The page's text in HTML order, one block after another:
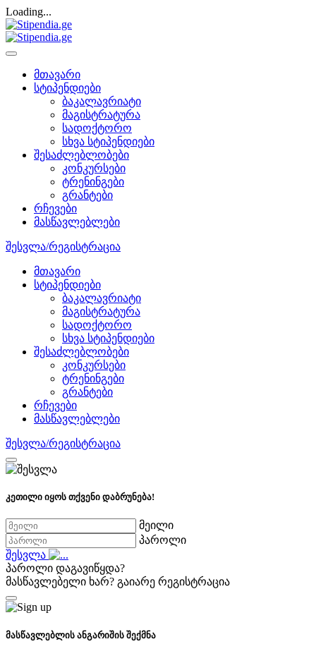
Loading...
მთავარი
სტიპენდიები
ბაკალავრიატი
მაგისტრატურა
სადოქტორო
სხვა სტიპენდიები
შესაძლებლობები
კონკურსები
ტრენინგები
გრანტები
რჩევები
მასწავლებლები
შესვლა/რეგისტრაცია
მთავარი
სტიპენდიები
ბაკალავრიატი
მაგისტრატურა
სადოქტორო
სხვა სტიპენდიები
შესაძლებლობები
კონკურსები
ტრენინგები
გრანტები
რჩევები
მასწავლებლები
შესვლა/რეგისტრაცია
კეთილი იყოს თქვენი დაბრუნება!
მეილი
პაროლი
შესვლა
პაროლი დაგავიწყდა?
მასწავლებელი ხარ? გაიარე რეგისტრაცია
მასწავლებლის ანგარიშის შექმნა